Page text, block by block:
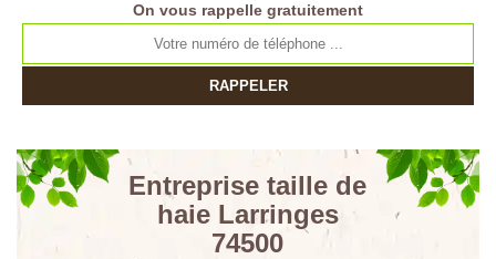
On vous rappelle gratuitement
Entreprise taille de
haie Larringes
74500